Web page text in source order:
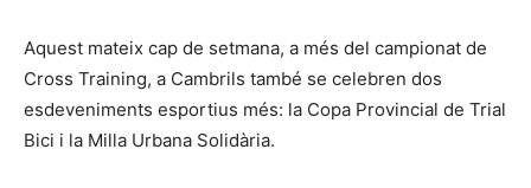
Aquest mateix cap de setmana, a més del campionat de
Cross Training, a Cambrils també se celebren dos
esdeveniments esportius més: la Copa Provincial de Trial
Bici i la Milla Urbana Solidària.